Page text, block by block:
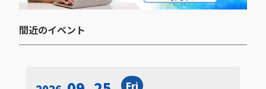
間近のイベント​
Fri